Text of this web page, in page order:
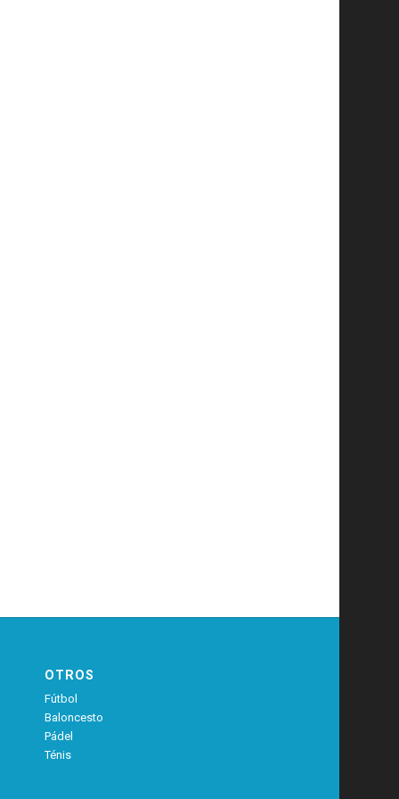
OTROS
Fútbol
Baloncesto
Pádel
Ténis